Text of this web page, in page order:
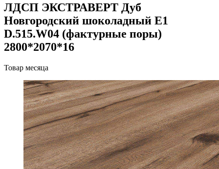
ЛДСП ЭКСТРАВЕРТ Дуб
Новгородский шоколадный Е1
D.515.W04 (фактурные поры)
2800*2070*16
Товар месяца